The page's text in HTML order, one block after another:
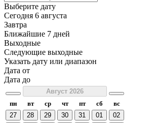
Выберите дату
Сегодня 6 августа
Завтра
Ближайшие 7 дней
Выходные
Следующие выходные
Указать дату или диапазон
Дата от
Дата до
Август 2026
пн
вт ср чт пт сб
вс
27
28 29 30 31 01
02